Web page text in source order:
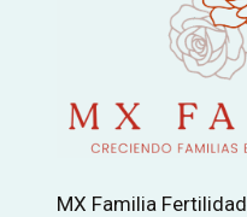
MX Familia Fertilidad